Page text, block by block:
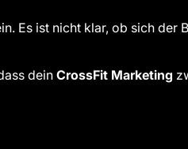
Es ist nicht klar, ob sich der
dein CrossFit Marketing